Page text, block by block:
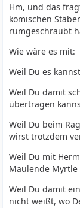
Hm, und das
komischen
rumgeschraubt
Wie wäre es mit:
Weil Du es
Weil Du damit
übertragen
Weil Du beim
wirst trotzdem
Weil Du mit
Maulende
Weil Du damit
nicht weißt, wo